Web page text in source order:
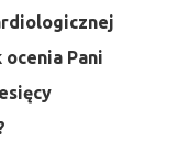
Pani